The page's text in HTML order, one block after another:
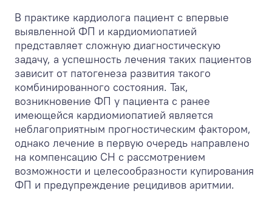
В практике кардиолога пациент с впервые
выявленной ФП и кардиомиопатией
представляет сложную диагностическую
задачу, а успешность лечения таких пациентов
зависит от патогенеза развития такого
комбинированного состояния. Так,
возникновение ФП у пациента с ранее
имеющейся кардиомиопатией является
неблагоприятным прогностическим фактором,
однако лечение в первую очередь направлено
на компенсацию СН с рассмотрением
возможности и целесообразности купирования
ФП и предупреждение рецидивов аритмии.